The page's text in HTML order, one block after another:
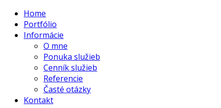
Home
Portfólio
Informácie
O mne
Ponuka služieb
Cenník služieb
Referencie
Časté otázky
Kontakt